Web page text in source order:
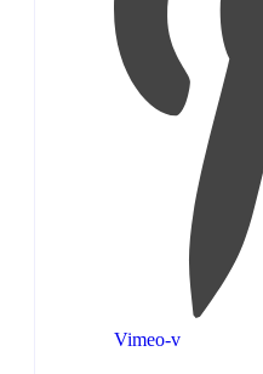
Vimeo-v